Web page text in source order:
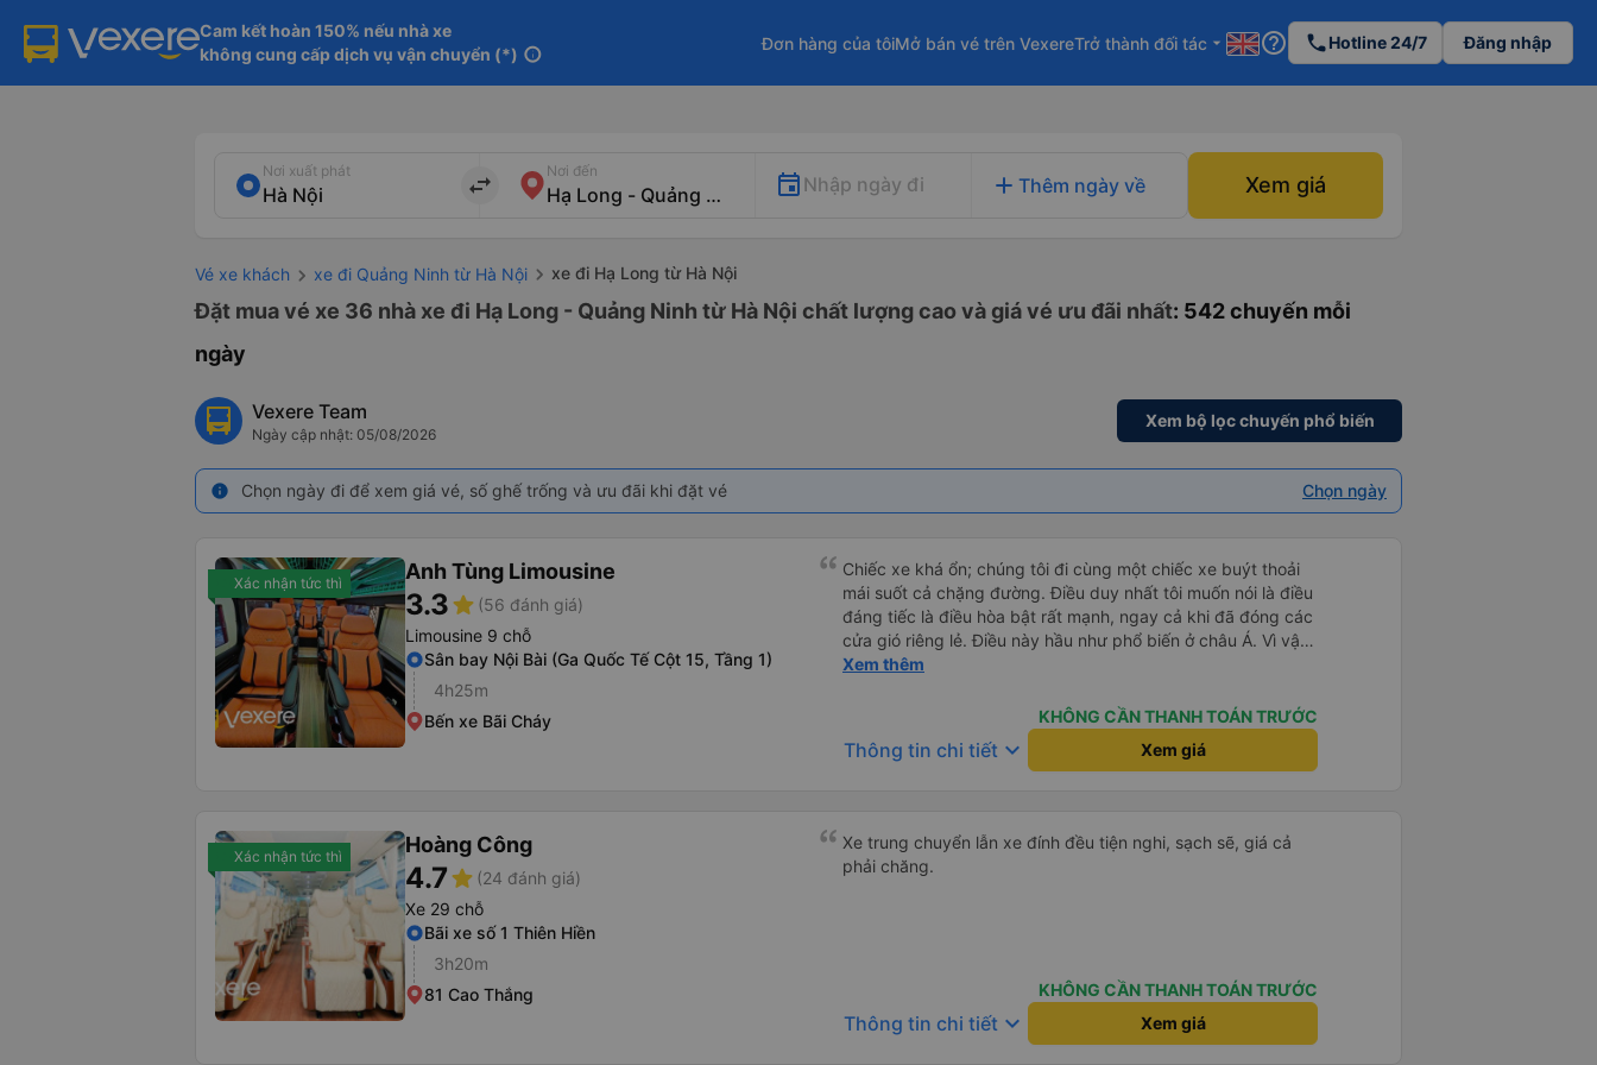
Cam kết hoàn 150% nếu nhà xe
không cung cấp dịch vụ vận chuyển (*) info
Đơn hàng của tôiMở bán vé trên VexereTrở thành đối tác arrow_drop_down help_outline phoneHotline 24/7 Đăng nhập
Nơi xuất phát
import_export
Nơi đến
Nhập ngày đi add Thêm ngày về Xem giá
Vé xe khách xe đi Quảng Ninh từ Hà Nội xe đi Hạ Long từ Hà Nội
Đặt mua vé xe 36 nhà xe đi Hạ Long - Quảng Ninh từ Hà Nội chất lượng cao và giá vé ưu đãi nhất: 542 chuyến mỗi
ngày
Vexere Team
Ngày cập nhật: 05/08/2026
Xem bộ lọc chuyến phổ biến
info Chọn ngày đi để xem giá vé, số ghế trống và ưu đãi khi đặt vé Chọn ngày
Xác nhận tức thì Anh Tùng Limousine
3.3star (56 đánh giá)
Limousine 9 chỗ
Sân bay Nội Bài (Ga Quốc Tế Cột 15, Tầng 1)
4h25m
Bến xe Bãi Cháy
Chiếc xe khá ổn; chúng tôi đi cùng một chiếc xe buýt thoải
mái suốt cả chặng đường. Điều duy nhất tôi muốn nói là điều
đáng tiếc là điều hòa bật rất mạnh, ngay cả khi đã đóng các
cửa gió riêng lẻ. Điều này hầu như phổ biến ở châu Á. Vì vậy,
hãy mang theo quần áo ấm hoặc thứ gì đó để che chắn.
Xem thêm
KHÔNG CẦN THANH TOÁN TRƯỚC
Thông tin chi tiết keyboard_arrow_down Xem giá
Xác nhận tức thì Hoàng Công
4.7star (24 đánh giá)
Xe 29 chỗ
Bãi xe số 1 Thiên Hiền
3h20m
81 Cao Thắng
Xe trung chuyển lẫn xe đính đều tiện nghi, sạch sẽ, giá cả
phải chăng.
KHÔNG CẦN THANH TOÁN TRƯỚC
Thông tin chi tiết keyboard_arrow_down Xem giá